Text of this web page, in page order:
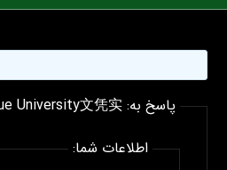
پاسخ به: 国外文凭推荐Purdue University文凭实
اطلاعات شما: